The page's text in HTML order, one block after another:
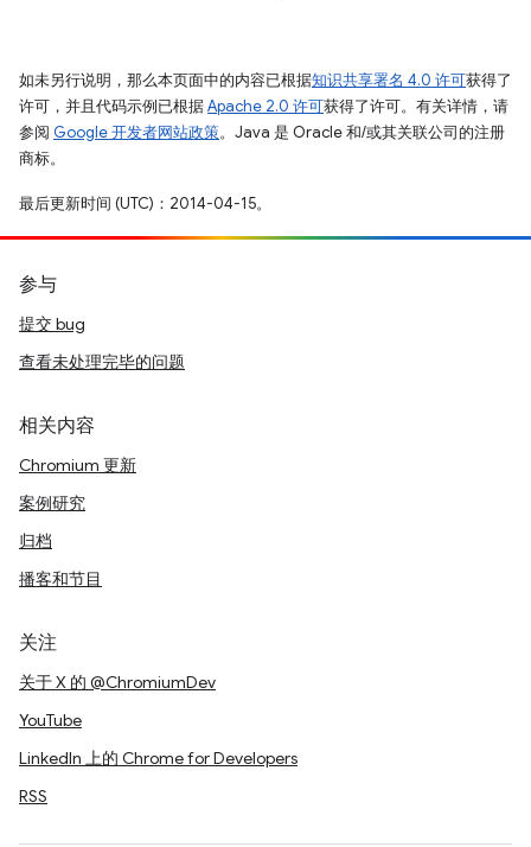
如未另行说明，那么本页面中的内容已根据知识共享署名 4.0 许可获得了
许可，并且代码示例已根据Apache 2.0 许可获得了许可。有关详情，请
参阅 Google 开发者网站政策。Java 是 Oracle 和/或其关联公司的注册
商标。
最后更新时间 (UTC)：2014-04-15。
参与
提交 bug
查看未处理完毕的问题
相关内容
Chromium 更新
案例研究
归档
播客和节目
关注
关于 X 的 @ChromiumDev
YouTube
LinkedIn 上的 Chrome for Developers
RSS